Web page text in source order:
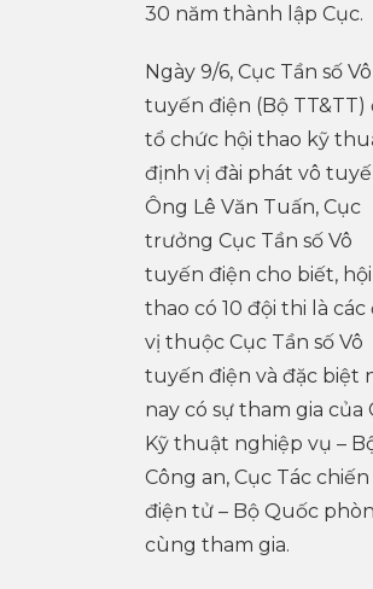
30 năm thành lập Cục.
Ngày 9/6, Cục Tần số Vô
tuyến điện (Bộ TT&TT)
tổ chức hội thao kỹ
định vị đài phát vô
Ông Lê Văn Tuấn, Cục
trưởng Cục Tần số Vô
tuyến điện cho biết, hội
thao có 10 đội thi là các
vị thuộc Cục Tần số Vô
tuyến điện và đặc biệt
nay có sự tham gia của
Kỹ thuật nghiệp vụ –
Công an, Cục Tác chiến
điện tử – Bộ Quốc
cùng tham gia.